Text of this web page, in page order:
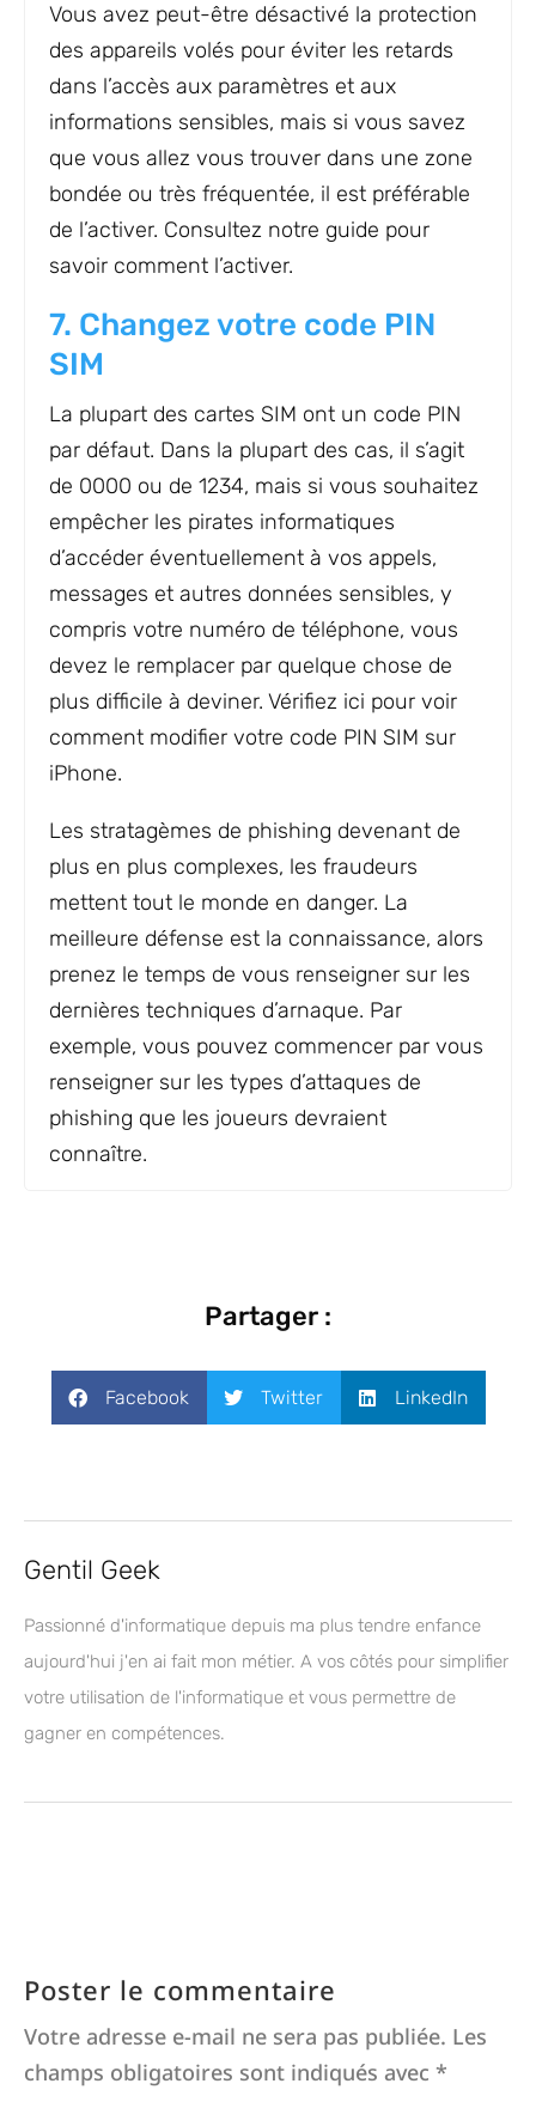
Vous avez peut-être désactivé la protection
des appareils volés pour éviter les retards
dans l’accès aux paramètres et aux
informations sensibles, mais si vous savez
que vous allez vous trouver dans une zone
bondée ou très fréquentée, il est préférable
de l’activer. Consultez notre guide pour
savoir comment l’activer.
7. Changez votre code PIN
SIM
La plupart des cartes SIM ont un code PIN
par défaut. Dans la plupart des cas, il s’agit
de 0000 ou de 1234, mais si vous souhaitez
empêcher les pirates informatiques
d’accéder éventuellement à vos appels,
messages et autres données sensibles, y
compris votre numéro de téléphone, vous
devez le remplacer par quelque chose de
plus difficile à deviner. Vérifiez ici pour voir
comment modifier votre code PIN SIM sur
iPhone.
Les stratagèmes de phishing devenant de
plus en plus complexes, les fraudeurs
mettent tout le monde en danger. La
meilleure défense est la connaissance, alors
prenez le temps de vous renseigner sur les
dernières techniques d’arnaque. Par
exemple, vous pouvez commencer par vous
renseigner sur les types d’attaques de
phishing que les joueurs devraient
connaître.
Partager :
Facebook Twitter LinkedIn
Gentil Geek
Passionné d'informatique depuis ma plus tendre enfance
aujourd'hui j'en ai fait mon métier. A vos côtés pour simplifier
votre utilisation de l'informatique et vous permettre de
gagner en compétences.
Poster le commentaire
Votre adresse e-mail ne sera pas publiée. Les
champs obligatoires sont indiqués avec *